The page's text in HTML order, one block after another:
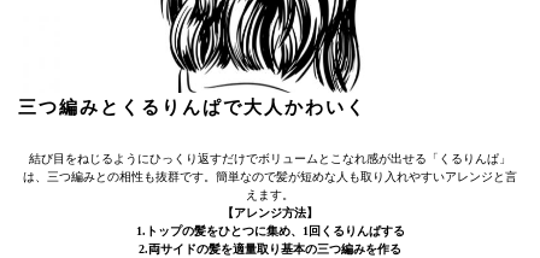
三つ編みとくるりんぱで大人かわいく
結び目をねじるようにひっくり返すだけでボリュームとこなれ感が出せる「くるりんぱ」
は、三つ編みとの相性も抜群です。簡単なので髪が短めな人も取り入れやすいアレンジと言
えます。
【アレンジ方法】
1.トップの髪をひとつに集め、1回くるりんぱする
2.両サイドの髪を適量取り基本の三つ編みを作る